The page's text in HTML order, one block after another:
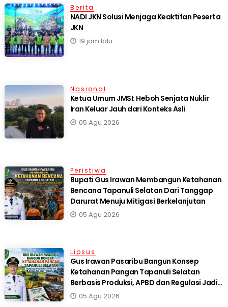
Berita
NADI JKN Solusi Menjaga Keaktifan Peserta
JKN
19 jam lalu
Nasional
Ketua Umum JMSI: Heboh Senjata Nuklir
Iran Keluar Jauh dari Konteks Asli
05 Agu 2026
Peristiwa
Bupati Gus Irawan Membangun Ketahanan
Bencana Tapanuli Selatan Dari Tanggap
Darurat Menuju Mitigasi Berkelanjutan
05 Agu 2026
Lipsus
Gus Irawan Pasaribu Bangun Konsep
Ketahanan Pangan Tapanuli Selatan
Berbasis Produksi, APBD dan Regulasi Jadi
Fondasi
05 Agu 2026